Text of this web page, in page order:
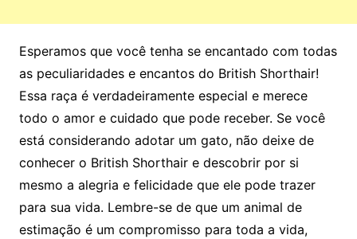
Esperamos que você tenha se encantado com todas
as peculiaridades e encantos do British Shorthair!
Essa raça é verdadeiramente especial e merece
todo o amor e cuidado que pode receber. Se você
está considerando adotar um gato, não deixe de
conhecer o British Shorthair e descobrir por si
mesmo a alegria e felicidade que ele pode trazer
para sua vida. Lembre-se de que um animal de
estimação é um compromisso para toda a vida,